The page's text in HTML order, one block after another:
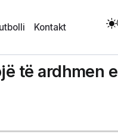
Kontakt
të ardhmen e